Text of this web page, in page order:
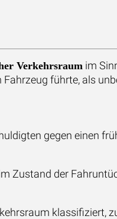
Verkehrsraum im
führte, als
gegen einen
Zustand der
klassifiziert,